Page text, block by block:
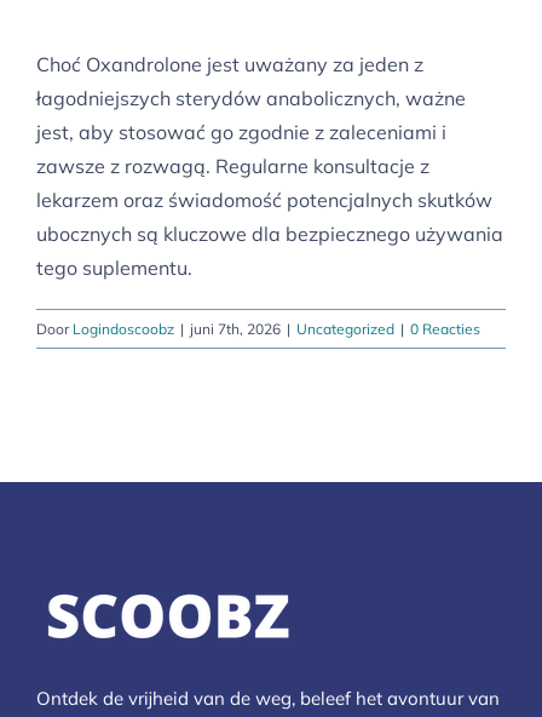
Choć Oxandrolone jest uważany za jeden z
łagodniejszych sterydów anabolicznych, ważne
jest, aby stosować go zgodnie z zaleceniami i
zawsze z rozwagą. Regularne konsultacje z
lekarzem oraz świadomość potencjalnych skutków
ubocznych są kluczowe dla bezpiecznego używania
tego suplementu.
Door Logindoscoobz | juni 7th, 2026 | Uncategorized | 0 Reacties
Ontdek de vrijheid van de weg, beleef het avontuur van